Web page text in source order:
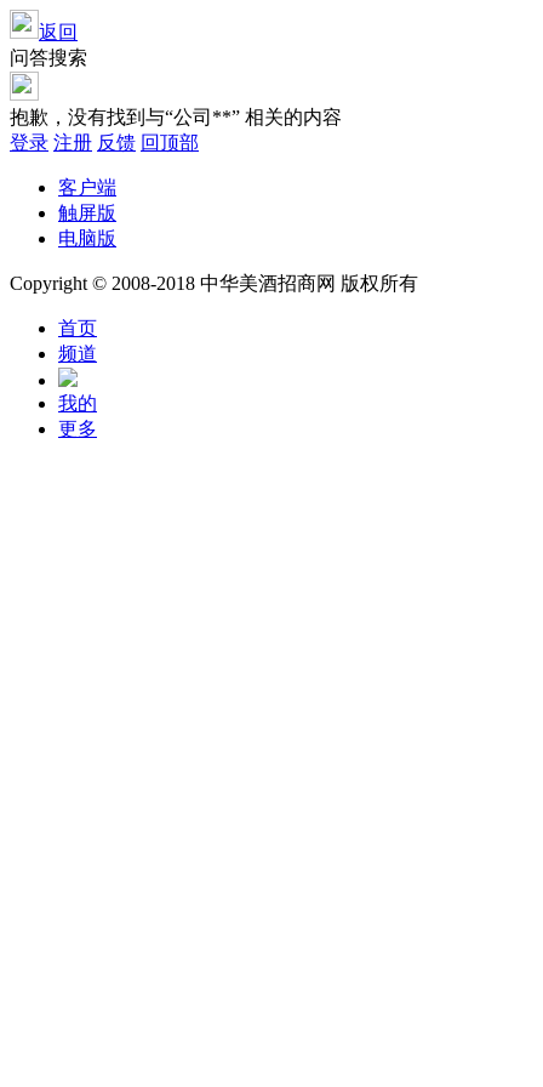
返回
问答搜索
抱歉，没有找到与“公司**” 相关的内容
登录 注册 反馈 回顶部
客户端
触屏版
电脑版
Copyright © 2008-2018 中华美酒招商网 版权所有
首页
频道
我的
更多